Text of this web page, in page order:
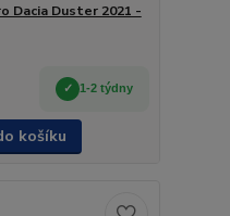
Dacia Duster 2021 -
1-2 týdny
košíku